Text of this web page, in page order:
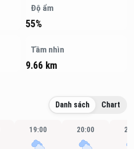
Độ ẩm
55%
Tầm nhìn
9.66 km
Danh sách Chart
19:00 20:00